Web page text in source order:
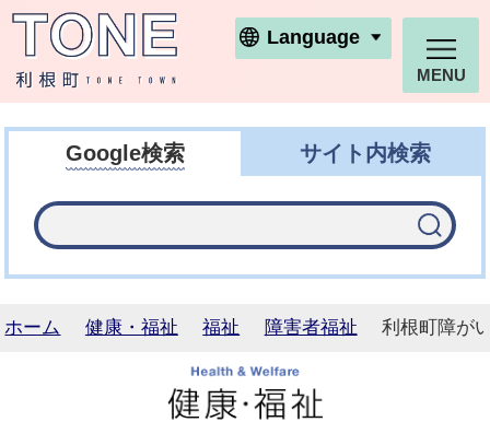
利根町ホームページ
Language
MENU
Google検索 サイト内検索
ホーム 健康・福祉 福祉 障害者福祉 利根町障が